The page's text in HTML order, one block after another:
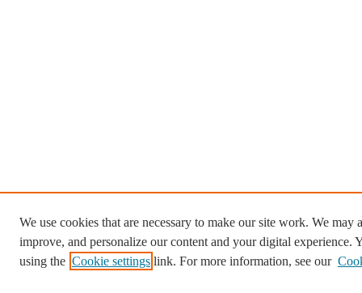
We use cookies that are necessary to make our site work. We may
improve, and personalize our content and your digital experience.
using the Cookie settings link. For more information, see our